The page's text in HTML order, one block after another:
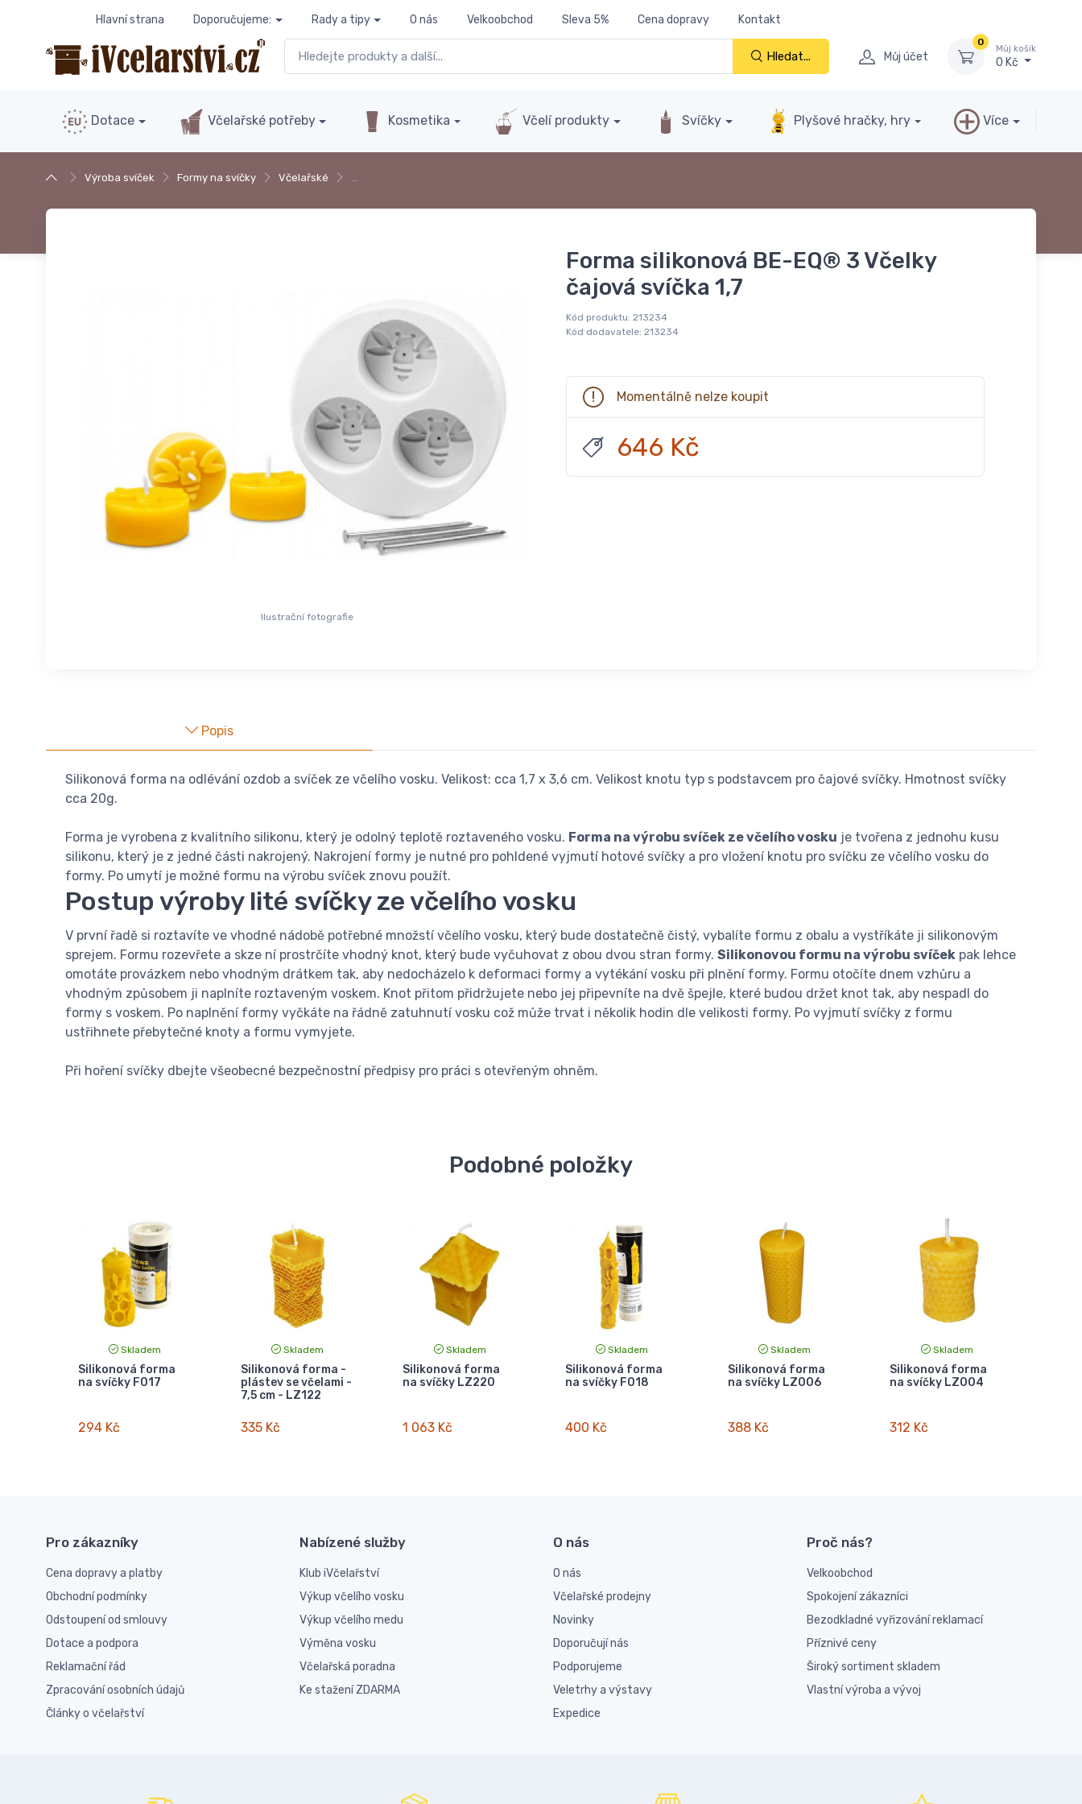
Hlavní strana Doporučujeme: Rady a tipy O nás Velkoobchod Sleva 5% Cena dopravy Kontakt
Hledat... Můj účet
0
Můj košík
0 Kč
Dotace Včelařské potřeby Kosmetika Včelí produkty Svíčky Plyšové hračky, hry Více
Výroba svíček Formy na svíčky Včelařské …
Ilustrační fotografie
Forma silikonová BE-EQ® 3 Včelky
čajová svíčka 1,7
Kód produktu: 213234
Kód dodavatele: 213234
Momentálně nelze koupit
646 Kč
Popis
Silikonová forma na odlévání ozdob a svíček ze včelího vosku. Velikost: cca 1,7 x 3,6 cm. Velikost knotu typ s podstavcem pro čajové svíčky. Hmotnost svíčky
cca 20g.
Forma je vyrobena z kvalitního silikonu, který je odolný teplotě roztaveného vosku. Forma na výrobu svíček ze včelího vosku je tvořena z jednohu kusu
silikonu, který je z jedné části nakrojený. Nakrojení formy je nutné pro pohldené vyjmutí hotové svíčky a pro vložení knotu pro svíčku ze včelího vosku do
formy. Po umytí je možné formu na výrobu svíček znovu použít.
Postup výroby lité svíčky ze včelího vosku
V první řadě si roztavíte ve vhodné nádobě potřebné množstí včelího vosku, který bude dostatečně čistý, vybalíte formu z obalu a vystříkáte ji silikonovým
sprejem. Formu rozevřete a skze ní prostrčíte vhodný knot, který bude vyčuhovat z obou dvou stran formy. Silikonovou formu na výrobu svíček pak lehce
omotáte provázkem nebo vhodným drátkem tak, aby nedocházelo k deformaci formy a vytékání vosku při plnění formy. Formu otočíte dnem vzhůru a
vhodným způsobem ji naplníte roztaveným voskem. Knot přitom přidržujete nebo jej připevníte na dvě špejle, které budou držet knot tak, aby nespadl do
formy s voskem. Po naplnění formy vyčkáte na řádně zatuhnutí vosku což může trvat i několik hodin dle velikosti formy. Po vyjmutí svíčky z formu
ustřihnete přebytečné knoty a formu vymyjete.
Při hoření svíčky dbejte všeobecné bezpečnostní předpisy pro práci s otevřeným ohněm.
Podobné položky
Skladem
Silikonová forma
na svíčky F017
294 Kč
Skladem
Silikonová forma -
plástev se včelami -
7,5 cm - LZ122
335 Kč
Skladem
Silikonová forma
na svíčky LZ220
1 063 Kč
Skladem
Silikonová forma
na svíčky F018
400 Kč
Skladem
Silikonová forma
na svíčky LZ006
388 Kč
Skladem
Silikonová forma
na svíčky LZ004
312 Kč
Pro zákazníky
Cena dopravy a platby
Obchodní podmínky
Odstoupení od smlouvy
Dotace a podpora
Reklamační řád
Zpracování osobních údajů
Články o včelařství
Nabízené služby
Klub iVčelařství
Výkup včelího vosku
Výkup včelího medu
Výměna vosku
Včelařská poradna
Ke stažení ZDARMA
O nás
O nás
Včelařské prodejny
Novinky
Doporučují nás
Podporujeme
Veletrhy a výstavy
Expedice
Proč nás?
Velkoobchod
Spokojení zákazníci
Bezodkladné vyřizování reklamací
Příznivé ceny
Široký sortiment skladem
Vlastní výroba a vývoj